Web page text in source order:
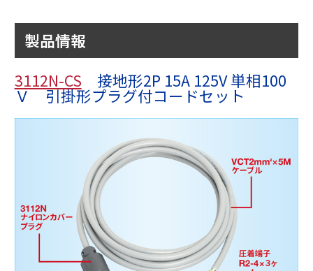
製品情報
3112N-CS 接地形2P 15A 125V 単相100
Ｖ 引掛形プラグ付コードセット